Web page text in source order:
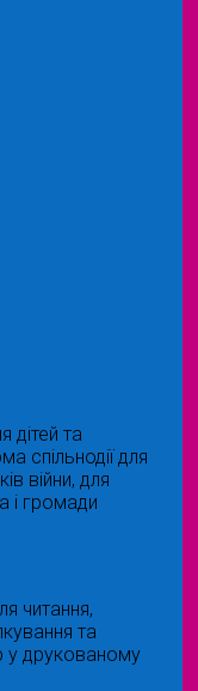
дітей та
спільнодії для
війни, для
і громади
читання,
та
у друкованому